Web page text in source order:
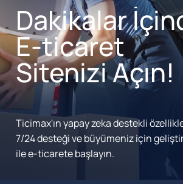
Dakikalar
E-ticaret
Sitenizi Açın!
Ticimax'ın yapay zeka destekli
7/24 desteği ve büyümeniz için
ile e-ticarete başlayın.